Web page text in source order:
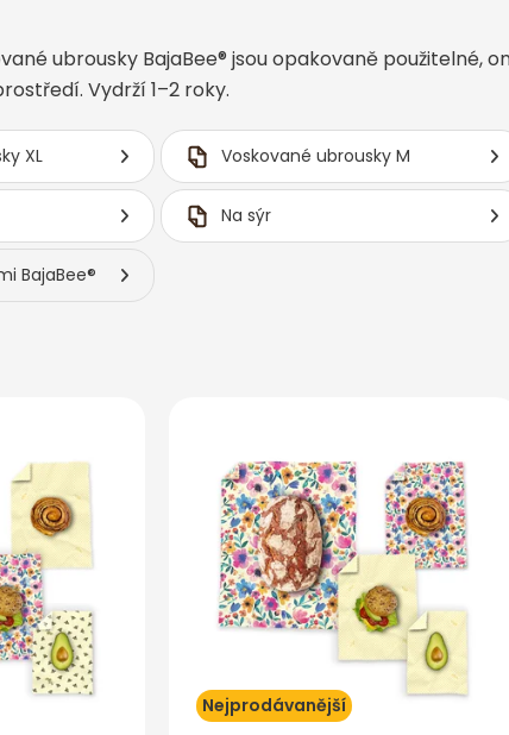
ubrousky BajaBee® jsou opakovaně použitelné,
Vydrží 1–2 roky.
XL Voskované ubrousky M
Na sýr
BajaBee®
Nejprodávanější